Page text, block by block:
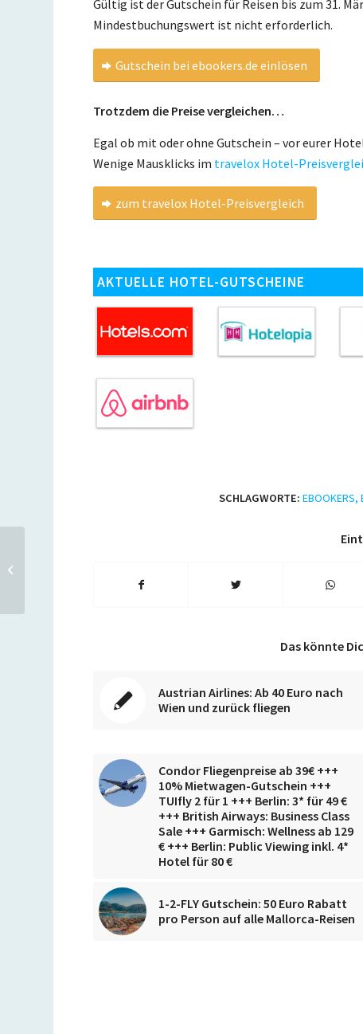
Gültig ist der Gutschein für Reisen bis zum 31.
Mindestbuchungswert ist nicht erforderlich.
Gutschein bei ebookers.de einlösen
Trotzdem die Preise vergleichen…
Egal ob mit oder ohne Gutschein – vor eurer
Wenige Mausklicks im travelox Hotel-
zum travelox Hotel-Preisvergleich
AKTUELLE HOTEL-GUTSCHEINE
SCHLAGWORTE: EBOOKERS,
Das könnte
Austrian Airlines: Ab 40 Euro nach
Wien und zurück fliegen
Condor Fliegenpreise ab 39€ +++
10% Mietwagen-Gutschein +++
TUIfly 2 für 1 +++ Berlin: 3* für 49 €
+++ British Airways: Business Class
Sale +++ Garmisch: Wellness ab 129
€ +++ Berlin: Public Viewing inkl. 4*
Hotel für 80 €
1-2-FLY Gutschein: 50 Euro Rabatt
pro Person auf alle Mallorca-Reisen